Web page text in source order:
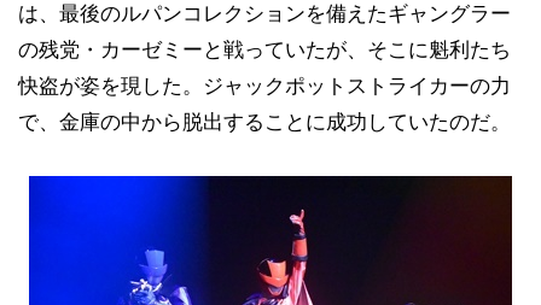
は、最後のルパンコレクションを備えたギャングラー
の残党・カーゼミーと戦っていたが、そこに魁利たち
快盗が姿を現した。ジャックポットストライカーの力
で、金庫の中から脱出することに成功していたのだ。